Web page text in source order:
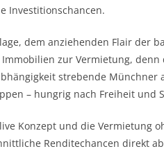
Investitionschancen.
dem anziehenden Flair der
zur Vermietung,
strebende Münchner
– hungrig nach Freiheit und
Konzept und die Vermietung
Renditechancen direkt